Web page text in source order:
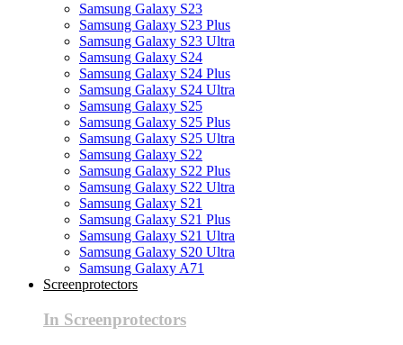
Samsung Galaxy S23
Samsung Galaxy S23 Plus
Samsung Galaxy S23 Ultra
Samsung Galaxy S24
Samsung Galaxy S24 Plus
Samsung Galaxy S24 Ultra
Samsung Galaxy S25
Samsung Galaxy S25 Plus
Samsung Galaxy S25 Ultra
Samsung Galaxy S22
Samsung Galaxy S22 Plus
Samsung Galaxy S22 Ultra
Samsung Galaxy S21
Samsung Galaxy S21 Plus
Samsung Galaxy S21 Ultra
Samsung Galaxy S20 Ultra
Samsung Galaxy A71
Screenprotectors
In Screenprotectors